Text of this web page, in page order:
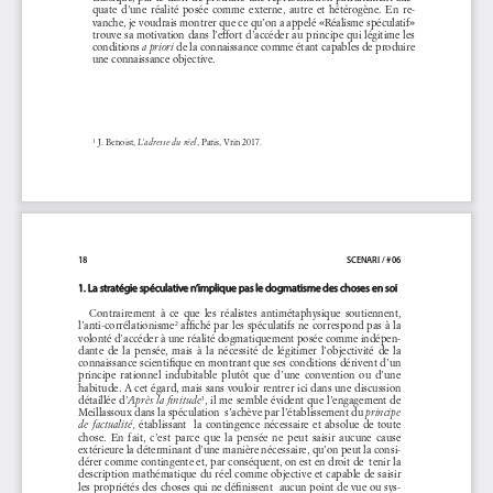
quate  d’une  réalité  posée  comme  externe,  autre  et  hétérogène.  En  re-
vanche, je voudrais montrer que ce qu’on a appelé «Réalisme spéculatif»
trouve sa motivation dans l’effort d’accéder au principe qui légitime les
conditions a priori de la connaissance comme étant capables de produire
une connaissance objective.
1 J. Benoist, L’adresse du réel, Paris, Vrin 2017.
18 SCENARI / #06
1. La stratégie spéculative n’implique pas le dogmatisme des choses en soi
Contrairement  à  ce  que  les  réalistes  antimétaphysique  soutiennent,
l’anti-corrélationisme2 affiché par les spéculatifs ne correspond pas à la
volonté d’accéder à une réalité dogmatiquement posée comme indépen-
dante  de  la  pensée,  mais  à  la  nécessité  de  légitimer  l’objectivité  de  la
connaissance scientifique en montrant que ses conditions dérivent d’un
principe  rationnel  indubitable  plutôt  que  d’une  convention  ou  d’une
habitude. A cet égard, mais sans vouloir rentrer ici dans une discussion
détaillée d’Après la finitude3
, il me semble évident que l’engagement de
Meillassoux dans la spéculation  s’achève par l’établissement du principe
de  factualité,
  établissant    la  contingence  nécessaire  et  absolue  de  toute
chose.  En  fait,  c’est  parce  que  la  pensée  ne  peut  saisir  aucune  cause
extérieure la déterminant d’une manière nécessaire, qu’on peut la consi-
dérer comme contingente et, par conséquent, on est en droit de  tenir la
description mathématique du réel comme objective et capable de saisir
les propriétés des choses qui ne définissent  aucun point de vue ou sys-